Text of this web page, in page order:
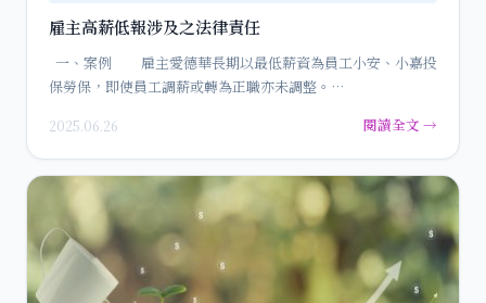
雇主高薪低報涉及之法律責任
一、案例 雇主愛德華長期以最低薪資為員工小安、小嘉投
保勞保，即使員工調薪或轉為正職亦未調整。…
2025.06.26 閱讀全文 →